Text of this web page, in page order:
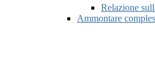
Relazione
Ammontare